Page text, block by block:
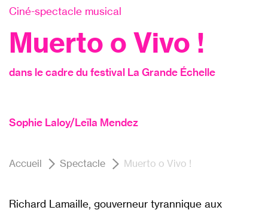
Ciné-spectacle musical
Muerto o Vivo !
dans le cadre du festival La Grande Échelle
Sophie Laloy/Leïla Mendez
Accueil Spectacle Muerto o Vivo !
Richard Lamaille, gouverneur tyrannique aux